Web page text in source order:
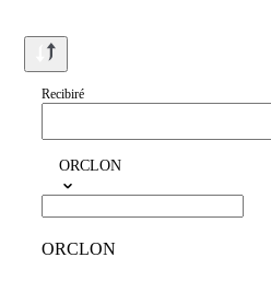
Recibiré
ORCLON
ORCLON